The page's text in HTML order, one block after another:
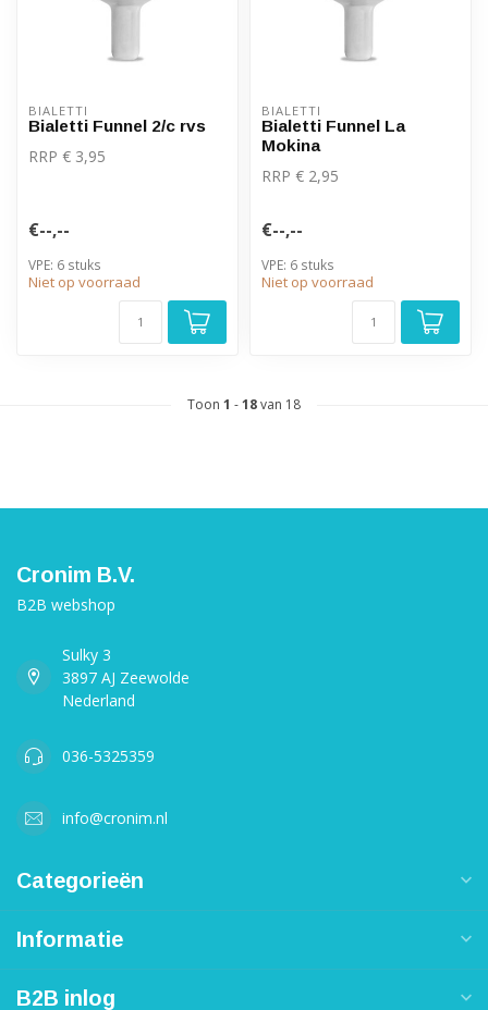
BIALETTI
Bialetti Funnel 2/c rvs
RRP € 3,95
€--,--
VPE: 6 stuks
Niet op voorraad
BIALETTI
Bialetti Funnel La
Mokina
RRP € 2,95
€--,--
VPE: 6 stuks
Niet op voorraad
Toon 1 -18van 18
Cronim B.V.
B2B webshop
Sulky 3
3897 AJ Zeewolde
Nederland
036-5325359
info@cronim.nl
Categorieën
Informatie
B2B inlog